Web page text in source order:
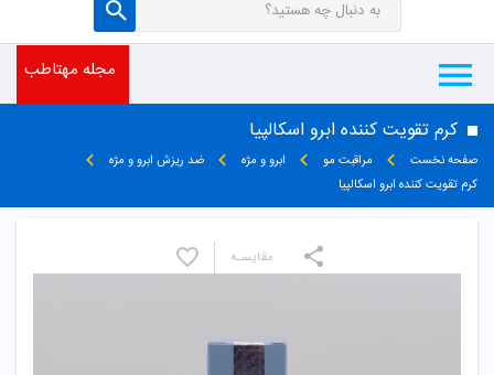
مجله مهتاطب
کرم تقویت کننده ابرو اسکالپیا
صفحه نخست مراقبت مو ابرو و مژه
ضد ریزش ابرو و مژه
کرم تقویت کننده ابرو اسکالپیا
مقایسـه